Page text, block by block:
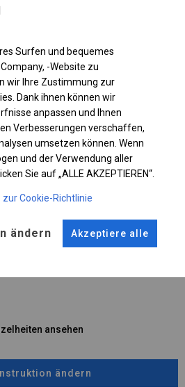
ändern
Stahl ca.fi 54 mm
ansehen
ändern
Surfen und bequemes
-Website zu
wir Ihre Zustimmung zur
Dank ihnen können wir
anpassen und Ihnen
Verbesserungen verschaffen,
umsetzen können. Wenn
und der Verwendung aller
Sie auf „ALLE AKZEPTIEREN“.
Cookie-Richtlinie
ändern Akzeptiere alle